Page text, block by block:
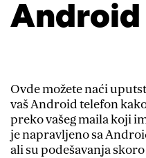
Android
Ovde možete naći
vaš Android telefon
preko vašeg maila koji
je napravljeno sa
ali su podešavanja